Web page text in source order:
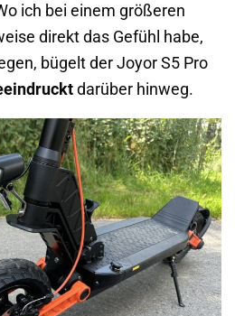
ich bei einem größeren
direkt das Gefühl habe,
bügelt der Joyor S5 Pro
darüber hinweg.